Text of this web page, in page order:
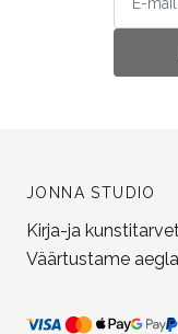
MD Paper